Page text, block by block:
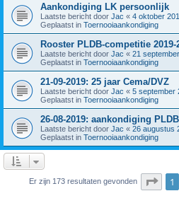
Aankondiging LK persoonlijk
Laatste bericht door Jac « 4 oktober
Geplaatst in Toernooiaankondiging
Rooster PLDB-competitie 2019-
Laatste bericht door Jac « 21
Geplaatst in Toernooiaankondiging
21-09-2019: 25 jaar Cema/DVZ
Laatste bericht door Jac « 5 september
Geplaatst in Toernooiaankondiging
26-08-2019: aankondiging
Laatste bericht door Jac « 26 augustus
Geplaatst in Toernooiaankondiging
Er zijn 173 resultaten gevonden 1